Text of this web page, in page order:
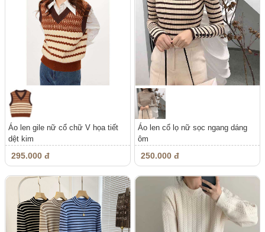
Áo len gile nữ cổ chữ V họa tiết
dệt kim
295.000 đ
Áo len cổ lọ nữ sọc ngang dáng
ôm
250.000 đ